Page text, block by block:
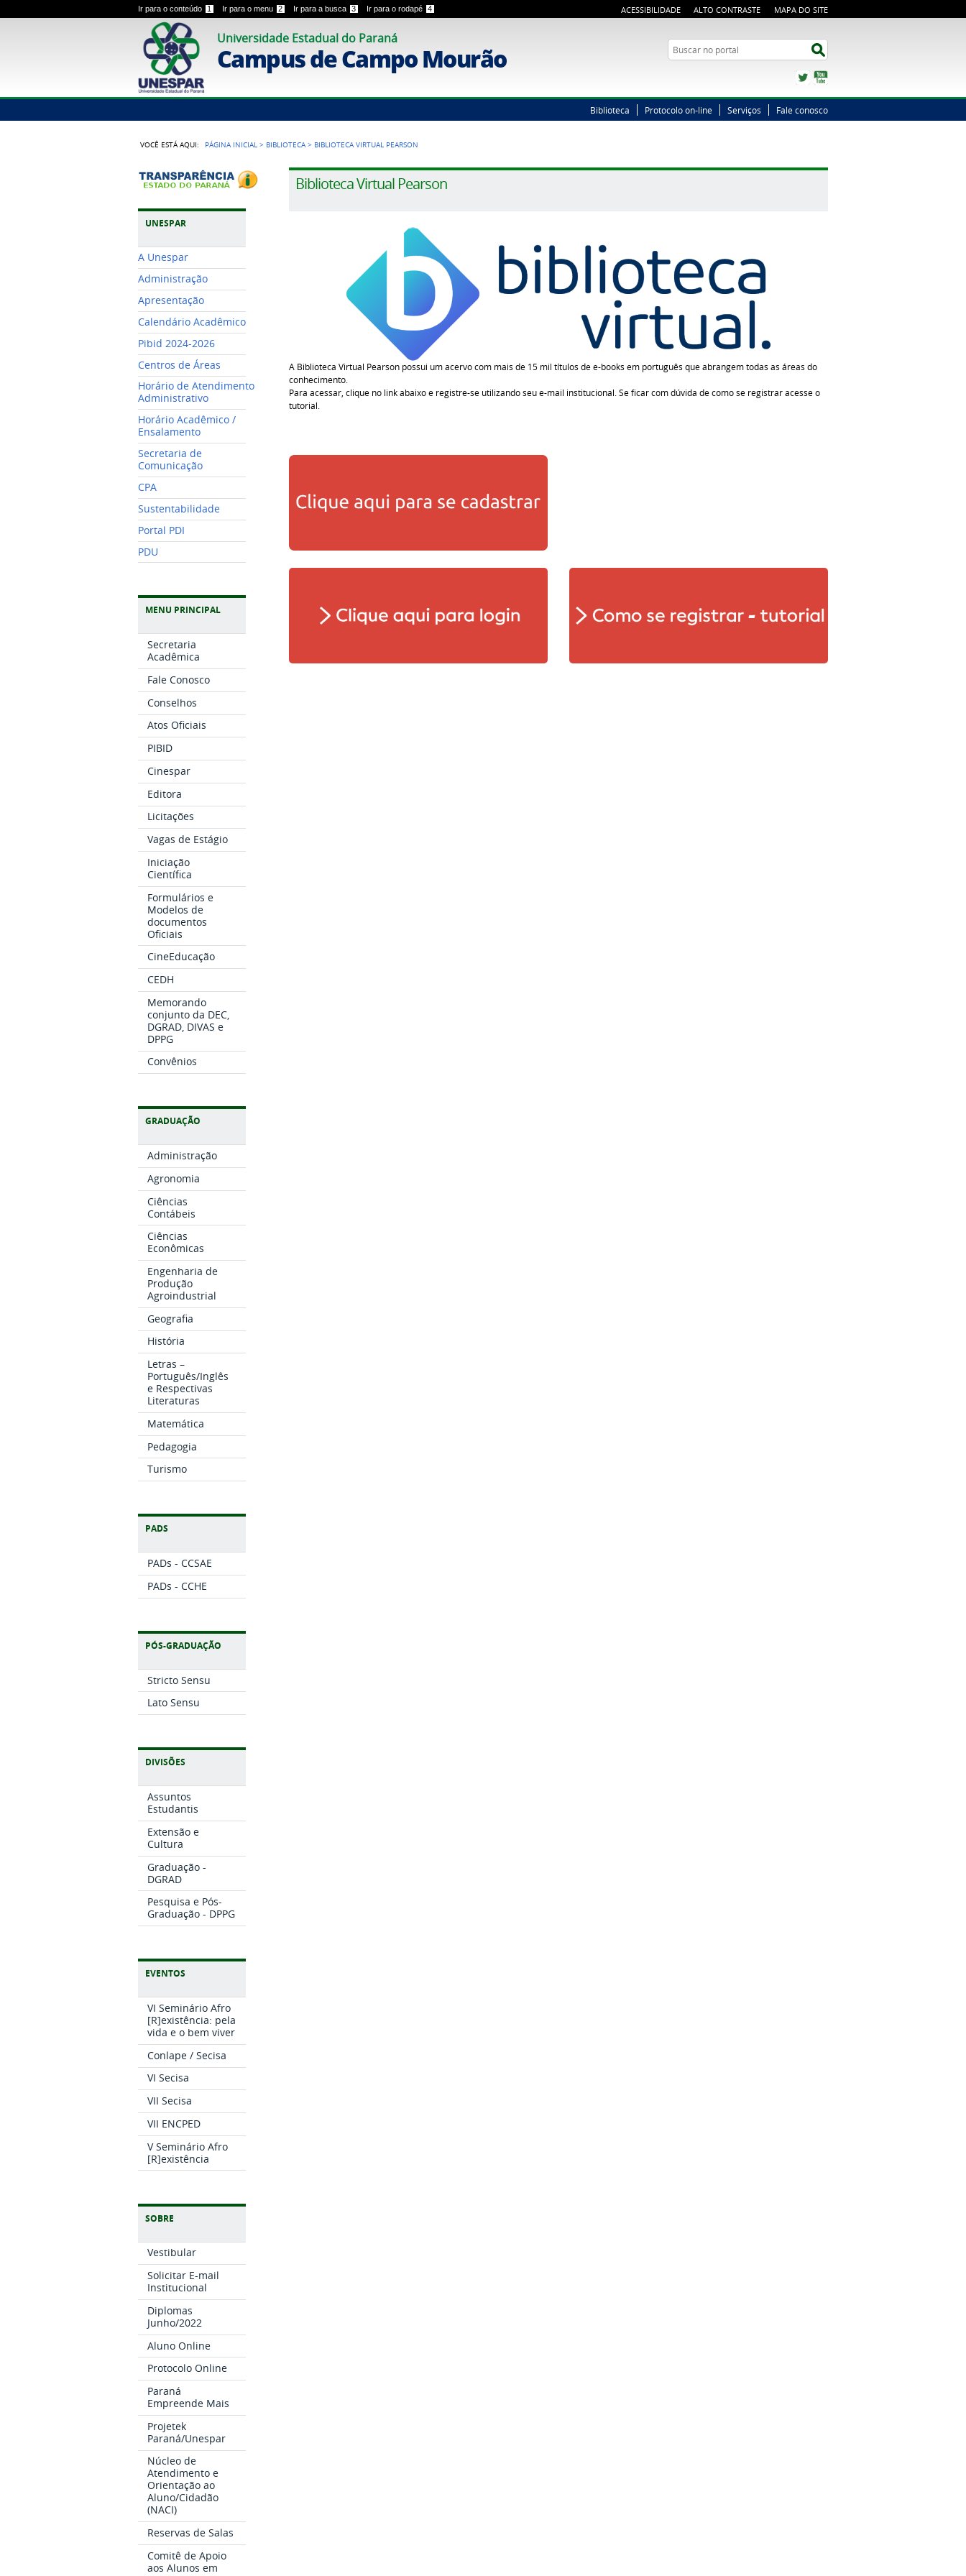
Ir para o conteúdo 1 Ir para o menu 2 Ir para a busca 3 Ir para o rodapé 4 ACESSIBILIDADE ALTO CONTRASTE MAPA DO SITE
Universidade Estadual do Paraná
Campus de Campo Mourão Busca
Twitter
Biblioteca Protocolo on-line Serviços Fale conosco
VOCÊ ESTÁ AQUI: PÁGINA INICIAL > BIBLIOTECA > BIBLIOTECA VIRTUAL PEARSON
UNESPAR
A Unespar
Administração
Apresentação
Calendário Acadêmico
Pibid 2024-2026
Centros de Áreas
Horário de Atendimento
Administrativo
Horário Acadêmico /
Ensalamento
Secretaria de
Comunicação
CPA
Sustentabilidade
Portal PDI
PDU
MENU PRINCIPAL
Secretaria
Acadêmica
Fale Conosco
Conselhos
Atos Oficiais
PIBID
Cinespar
Editora
Licitações
Vagas de Estágio
Iniciação
Científica
Formulários e
Modelos de
documentos
Oficiais
CineEducação
CEDH
Memorando
conjunto da DEC,
DGRAD, DIVAS e
DPPG
Convênios
GRADUAÇÃO
Administração
Agronomia
Ciências
Contábeis
Ciências
Econômicas
Engenharia de
Produção
Agroindustrial
Geografia
História
Letras –
Português/Inglês
e Respectivas
Literaturas
Matemática
Pedagogia
Turismo
PADS
PADs - CCSAE
PADs - CCHE
PÓS-GRADUAÇÃO
Stricto Sensu
Lato Sensu
DIVISÕES
Assuntos
Estudantis
Extensão e
Cultura
Graduação -
DGRAD
Pesquisa e Pós-
Graduação - DPPG
EVENTOS
VI Seminário Afro
[R]existência: pela
vida e o bem viver
Conlape / Secisa
VI Secisa
VII Secisa
VII ENCPED
V Seminário Afro
[R]existência
SOBRE
Vestibular
Solicitar E-mail
Institucional
Diplomas
Junho/2022
Aluno Online
Protocolo Online
Paraná
Empreende Mais
Projetek
Paraná/Unespar
Núcleo de
Atendimento e
Orientação ao
Aluno/Cidadão
(NACI)
Reservas de Salas
Comitê de Apoio
aos Alunos em
Biblioteca Virtual Pearson
A Biblioteca Virtual Pearson possui um acervo com mais de 15 mil títulos de e-books em português que abrangem todas as áreas do
conhecimento.
Para acessar, clique no link abaixo e registre-se utilizando seu e-mail institucional. Se ficar com dúvida de como se registrar acesse o
tutorial.